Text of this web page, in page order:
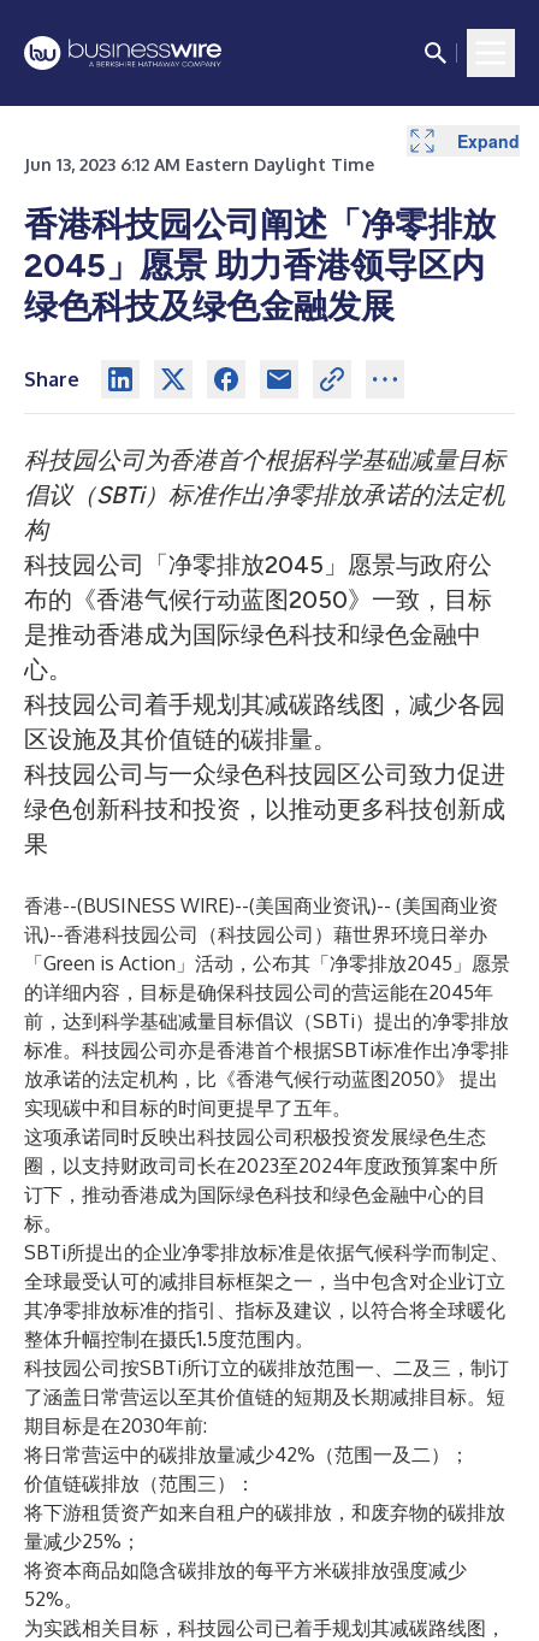
Jun 13, 2023 6:12 AM Eastern Daylight Time
香港科技园公司阐述「净零排放
2045」愿景 助力香港领导区内
绿色科技及绿色金融发展
Share
科技园公司为香港首个根据科学基础减量目标
倡议（SBTi）标准作出净零排放承诺的法定机
构
科技园公司「净零排放2045」愿景与政府公
布的《香港气候行动蓝图2050》一致，目标
是推动香港成为国际绿色科技和绿色金融中
心。
科技园公司着手规划其减碳路线图，减少各园
区设施及其价值链的碳排量。
科技园公司与一众绿色科技园区公司致力促进
绿色创新科技和投资，以推动更多科技创新成
果
香港--(BUSINESS WIRE)--(美国商业资讯)-- (美国商业资
讯)--香港科技园公司（科技园公司）藉世界环境日举办
「Green is Action」活动，公布其「净零排放2045」愿景
的详细内容，目标是确保科技园公司的营运能在2045年
前，达到科学基础减量目标倡议（SBTi）提出的净零排放
标准。科技园公司亦是香港首个根据SBTi标准作出净零排
放承诺的法定机构，比《香港气候行动蓝图2050》 提出
实现碳中和目标的时间更提早了五年。
这项承诺同时反映出科技园公司积极投资发展绿色生态
圈，以支持财政司司长在2023至2024年度政预算案中所
订下，推动香港成为国际绿色科技和绿色金融中心的目
标。
SBTi所提出的企业净零排放标准是依据气候科学而制定、
全球最受认可的减排目标框架之一，当中包含对企业订立
其净零排放标准的指引、指标及建议，以符合将全球暖化
整体升幅控制在摄氏1.5度范围内。
科技园公司按SBTi所订立的碳排放范围一、二及三，制订
了涵盖日常营运以至其价值链的短期及长期减排目标。短
期目标是在2030年前:
将日常营运中的碳排放量减少42%（范围一及二）；
价值链碳排放（范围三）：
将下游租赁资产如来自租户的碳排放，和废弃物的碳排放
量减少25%；
将资本商品如隐含碳排放的每平方米碳排放强度减少
52%。
为实践相关目标，科技园公司已着手规划其减碳路线图，
Expand